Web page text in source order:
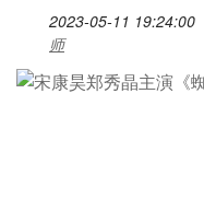
2023-05-11 19:24:00
师